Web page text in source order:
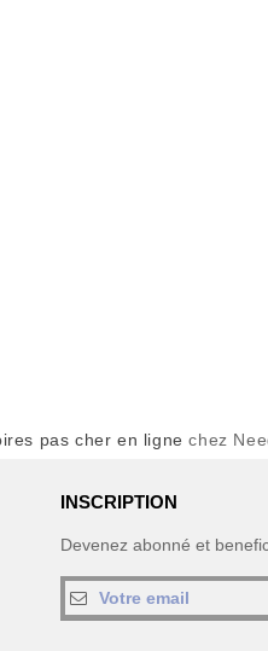
pas cher en ligne chez
INSCRIPTION
Devenez abonné et